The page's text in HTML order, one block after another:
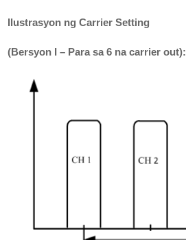
Ilustrasyon ng Carrier Setting
(Bersyon I – Para sa 6 na carrier out):